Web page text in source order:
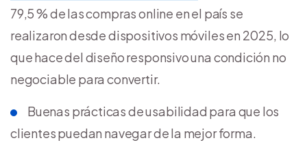
79,5 % de las compras online en el país se
realizaron desde dispositivos móviles en 2025, lo
que hace del diseño responsivo una condición no
negociable para convertir.
Buenas prácticas de usabilidad para que los
clientes puedan navegar de la mejor forma.